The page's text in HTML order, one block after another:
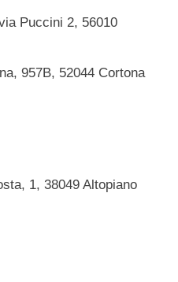
Puccini 2, 56010
957B, 52044 Cortona
1, 38049 Altopiano